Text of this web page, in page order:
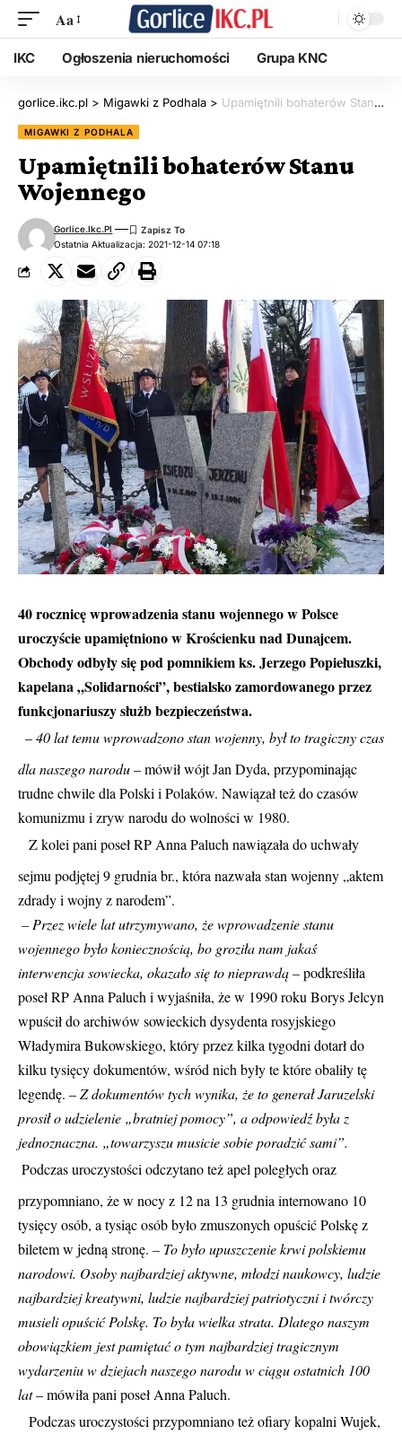
Aa
IKC Ogłoszenia nieruchomości Grupa KNC
gorlice.ikc.pl > Migawki z Podhala > Upamiętnili bohaterów Stanu Wojennego
MIGAWKI Z PODHALA
Upamiętnili bohaterów Stanu
Wojennego
Ostatnia Aktualizacja: 2021-12-14 07:18
Gorlice.ikc.pl
40 rocznicę wprowadzenia stanu wojennego w Polsce
uroczyście upamiętniono w Krościenku nad Dunajcem.
Obchody odbyły się pod pomnikiem ks. Jerzego Popiełuszki,
kapelana „Solidarności”, bestialsko zamordowanego przez
funkcjonariuszy służb bezpieczeństwa.
–40 lat temu wprowadzono stan wojenny, był to tragiczny czas
dla naszego narodu– mówił wójt Jan Dyda, przypominając
trudne chwile dla Polski i Polaków. Nawiązał też do czasów
komunizmu i zryw narodu do wolności w 1980.
Z kolei pani poseł RP Anna Paluch nawiązała do uchwały
sejmu podjętej 9 grudnia br., która nazwała stan wojenny „aktem
zdrady i wojny z narodem”.
– Przez wiele lat utrzymywano, że wprowadzenie stanu
wojennego było koniecznością, bo groziła nam jakaś
interwencja sowiecka, okazało się to nieprawdą –podkreśliła
poseł RP Anna Paluch i wyjaśniła, że w 1990 roku Borys Jelcyn
wpuścił do archiwów sowieckich dysydenta rosyjskiego
Władymira Bukowskiego, który przez kilka tygodni dotarł do
kilku tysięcy dokumentów, wśród nich były te które obaliły tę
legendę. –Z dokumentów tych wynika, że to generał Jaruzelski
prosił o udzielenie „bratniej pomocy”, a odpowiedź była z
jednoznaczna. „towarzyszu musicie sobie poradzić sami”.
Podczas uroczystości odczytano też apel poległych oraz
przypomniano, że w nocy z 12 na 13 grudnia internowano 10
tysięcy osób, a tysiąc osób było zmuszonych opuścić Polskę z
biletem w jedną stronę. – To było upuszczenie krwi polskiemu
narodowi. Osoby najbardziej aktywne, młodzi naukowcy, ludzie
najbardziej kreatywni, ludzie najbardziej patriotyczni i twórczy
musieli opuścić Polskę. To była wielka strata. Dlatego naszym
obowiązkiem jest pamiętać o tym najbardziej tragicznym
wydarzeniu w dziejach naszego narodu w ciągu ostatnich 100
lat– mówiła pani poseł Anna Paluch.
Podczas uroczystości przypomniano też ofiary kopalni Wujek,